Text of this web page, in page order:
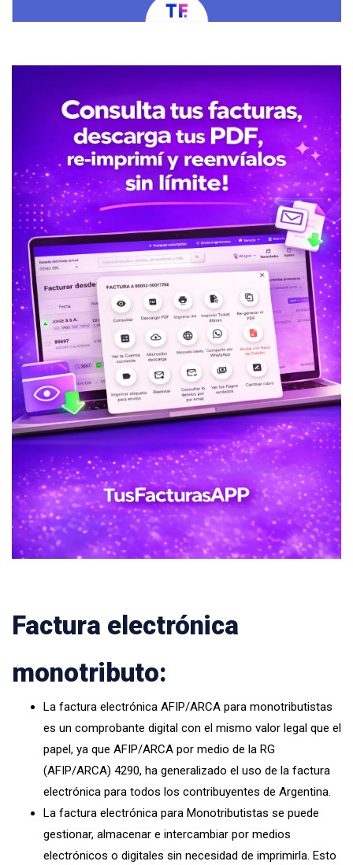
Factura electrónica
monotributo:
La factura electrónica AFIP/ARCA para monotributistas
es un comprobante digital con el mismo valor legal que el
papel, ya que AFIP/ARCA por medio de la RG
(AFIP/ARCA) 4290, ha generalizado el uso de la factura
electrónica para todos los contribuyentes de Argentina.
La factura electrónica para Monotributistas se puede
gestionar, almacenar e intercambiar por medios
electrónicos o digitales sin necesidad de imprimirla. Esto